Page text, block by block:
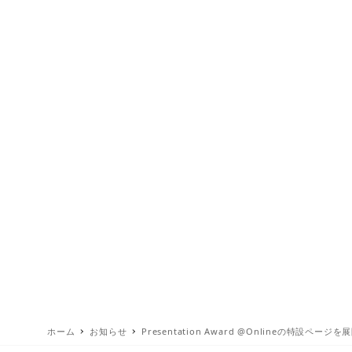
ホーム お知らせ Presentation Award @Onlineの特設ページを展